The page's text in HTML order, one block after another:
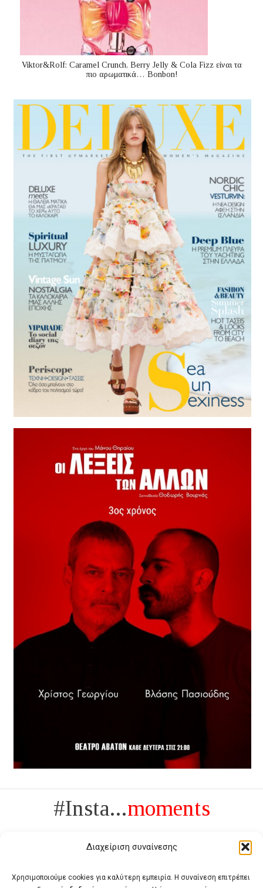
Διαχείριση συναίνεσης
Χρησιμοποιούμε cookies για καλύτερη εμπειρία. Η συναίνεση επιτρέπει
Viktor&Rolf: Caramel Crunch, Berry Jelly & Cola Fizz είναι τα
πιο αρωματικά… Bonbon!
#Insta...moments